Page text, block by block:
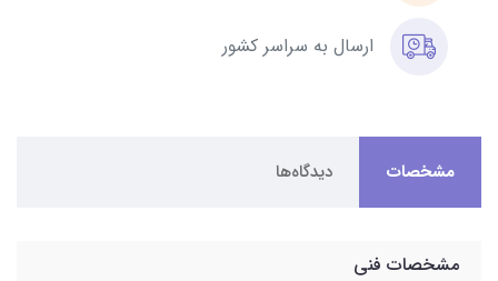
ارسال به سراسر کشور
مشخصات دیدگاه‌ها
مشخصات فنی